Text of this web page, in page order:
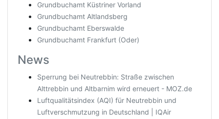
Grundbuchamt Küstriner Vorland
Grundbuchamt Altlandsberg
Grundbuchamt Eberswalde
Grundbuchamt Frankfurt (Oder)
News
Sperrung bei Neutrebbin: Straße zwischen
Alttrebbin und Altbarnim wird erneuert - MOZ.de
Luftqualitätsindex (AQI) für Neutrebbin und
Luftverschmutzung in Deutschland | IQAir